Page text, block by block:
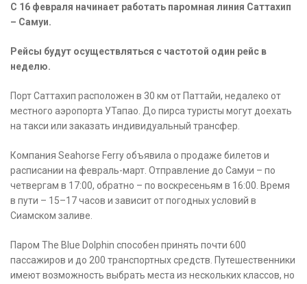
C 16 февраля начинает работать паромная линия Саттахип
– Самуи.
Рейсы будут осуществляться с частотой один рейс в
неделю.
Порт Саттахип расположен в 30 км от Паттайи, недалеко от
местного аэропорта УТапао. До пирса туристы могут доехать
на такси или заказать индивидуальный трансфер.
Компания Seahorse Ferry объявила о продаже билетов и
расписании на февраль-март. Отправление до Самуи – по
четвергам в 17:00, обратно – по воскресеньям в 16:00. Время
в пути – 15–17 часов и зависит от погодных условий в
Сиамском заливе.
Паром The Blue Dolphin способен принять почти 600
пассажиров и до 200 транспортных средств. Путешественники
имеют возможность выбрать места из нескольких классов, но